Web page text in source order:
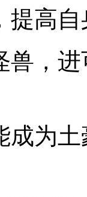
提高
兽，
成为